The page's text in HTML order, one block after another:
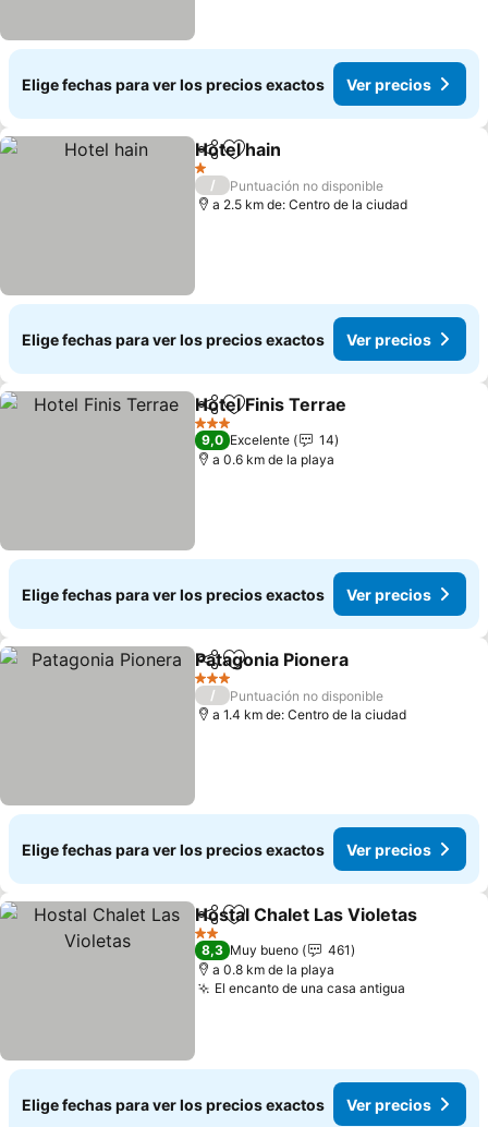
Elige fechas para ver los precios exactos Ver precios
CompartirAgregar a favoritos
Hotel hain
1 Estrellas
/
Puntuación no disponible
a 2.5 km de: Centro de la ciudad
Elige fechas para ver los precios exactos Ver precios
CompartirAgregar a favoritos
Hotel Finis Terrae
3 Estrellas
9,0 Excelente
14
a 0.6 km de la playa
Elige fechas para ver los precios exactos Ver precios
CompartirAgregar a favoritos
Patagonia Pionera
3 Estrellas
/
Puntuación no disponible
a 1.4 km de: Centro de la ciudad
Elige fechas para ver los precios exactos Ver precios
CompartirAgregar a favoritos
Hostal Chalet Las Violetas
2 Estrellas
8,3 Muy bueno
461
a 0.8 km de la playa
El encanto de una casa antigua
Elige fechas para ver los precios exactos Ver precios